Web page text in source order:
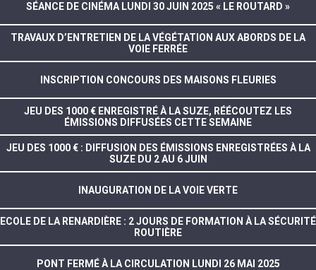
SÉANCE DE CINÉMA LUNDI 30 JUIN 2025 « LE ROUTARD »
TRAVAUX D’ENTRETIEN DE LA VÉGÉTATION AUX ABORDS DE LA
VOIE FERRÉE
INSCRIPTION CONCOURS DES MAISONS FLEURIES
JEU DES 1000 € ENREGISTRÉ À LA SUZE, RÉÉCOUTEZ LES
ÉMISSIONS DIFFUSÉES CETTE SEMAINE
JEU DES 1000 € : DIFFUSION DES ÉMISSIONS ENREGISTRÉES À LA
SUZE DU 2 AU 6 JUIN
INAUGURATION DE LA VOIE VERTE
ECOLE DE LA RENARDIÈRE : 2 JOURS DE FORMATION À LA SÉCURITÉ
ROUTIÈRE
PONT FERMÉ À LA CIRCULATION LUNDI 26 MAI 2025